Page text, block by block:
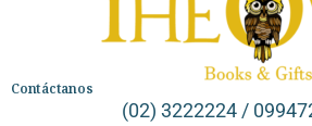
Contáctanos
(02) 3222224 /